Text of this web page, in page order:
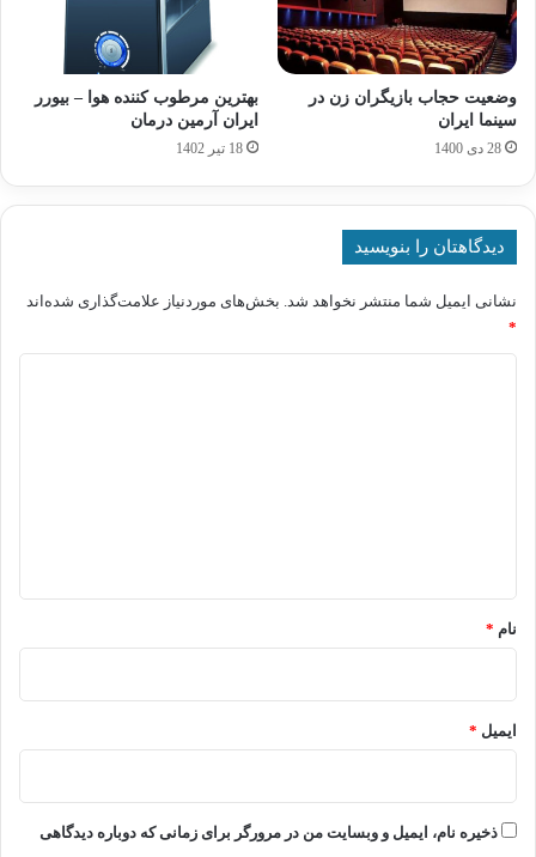
وضعیت حجاب بازیگران زن در
سینما ایران
28 دی 1400
بهترین مرطوب کننده هوا – بیورر
ایران آرمین درمان
18 تیر 1402
دیدگاهتان را بنویسید
نشانی ایمیل شما منتشر نخواهد شد. بخش‌های موردنیاز علامت‌گذاری شده‌اند
*
نام *
ایمیل *
ذخیره نام، ایمیل و وبسایت من در مرورگر برای زمانی که دوباره دیدگاهی